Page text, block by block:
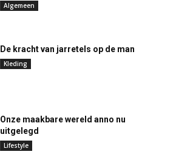
Algemeen
De kracht van jarretels op de man
Kleding
Onze maakbare wereld anno nu
uitgelegd
Lifestyle